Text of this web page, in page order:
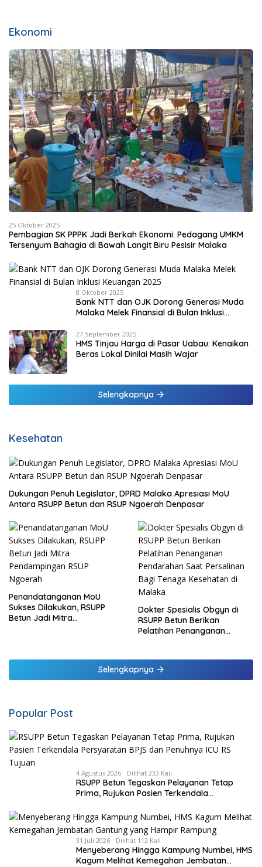
Ekonomi
25 Oktober 2025
Pembagian SK PPPK Jadi Berkah Ekonomi: Pedagang UMKM
Tersenyum Bahagia di Bawah Langit Biru Pesisir Malaka
8 Oktober 2025
Bank NTT dan OJK Dorong Generasi Muda
Malaka Melek Finansial di Bulan Inklusi
27 September 2025
HMS Tinjau Harga di Pasar Uabau: Kenaikan
Beras Lokal Dinilai Masih Wajar
Selengkapnya
Kesehatan
Dukungan Penuh Legislator, DPRD Malaka Apresiasi MoU
Antara RSUPP Betun dan RSUP Ngoerah Denpasar
Penandatanganan MoU
Sukses Dilakukan, RSUPP
Betun Jadi Mitra
Dokter Spesialis Obgyn di
RSUPP Betun Berikan
Pelatihan Penanganan
Malaka
Selengkapnya
Popular Post
4 Agustus 2026 Dilihat 233 Kali
RSUPP Betun Tegaskan Pelayanan Tetap
Prima, Rujukan Pasien Terkendala
Tujuan
31 Juli 2026 Dilihat 112 Kali
Menyeberang Hingga Kampung Numbei, HMS
Kagum Melihat Kemegahan Jembatan